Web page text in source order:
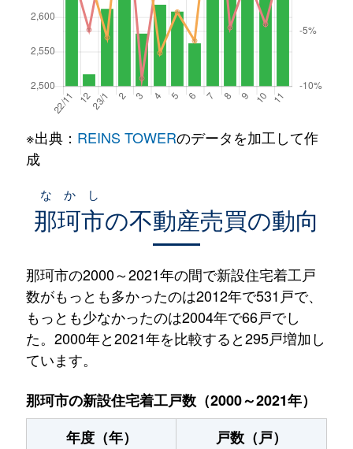
※出典： REINS TOWERのデータを加工して作
成
那珂市
なかし
の不動産売買の動向
那珂市の2000～2021年の間で新設住宅着工戸
数がもっとも多かったのは2012年で531戸で、
もっとも少なかったのは2004年で66戸でし
た。2000年と2021年を比較すると295戸増加し
ています。
那珂市の新設住宅着工戸数（2000～2021年）
年度（年）
戸数（戸）